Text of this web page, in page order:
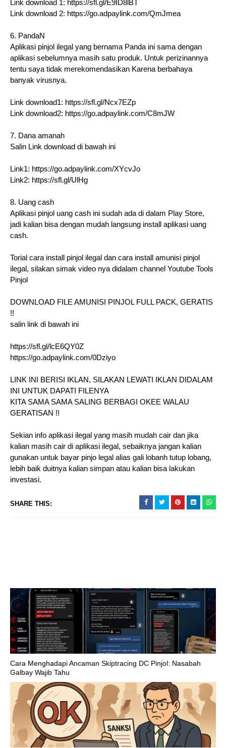
Link download 1: https://sfl.gl/E9ID8lBT
Link download 2: https://go.adpaylink.com/QmJmea
6. PandaN
Aplikasi pinjol ilegal yang bernama Panda ini sama dengan
aplikasi sebelumnya masih satu produk. Untuk perizinannya
tentu saya tidak merekomendasikan Karena berbahaya
banyak virusnya.
Link download1: https://sfl.gl/Ncx7EZp
Link download2: https://go.adpaylink.com/C8mJW
7. Dana amanah
Salin Link download di bawah ini
Link1: https://go.adpaylink.com/XYcvJo
Link2: https://sfl.gl/UlHg
8. Uang cash
Aplikasi pinjol uang cash ini sudah ada di dalam Play Store,
jadi kalian bisa dengan mudah langsung install aplikasi uang
cash.
Torial cara install pinjol ilegal dan cara install amunisi pinjol
ilegal, silakan simak video nya didalam channel Youtube Tools
Pinjol
DOWNLOAD FILE AMUNISI PINJOL FULL PACK, GERATIS
!!
salin link di bawah ini
https://sfl.gl/lcE6QY0Z
https://go.adpaylink.com/0Dziyo
LINK INI BERISI IKLAN, SILAKAN LEWATI IKLAN DIDALAM
INI UNTUK DAPATI FILENYA
KITA SAMA SAMA SALING BERBAGI OKEE WALAU
GERATISAN !!
Sekian info aplikasi ilegal yang masih mudah cair dan jika
kalian masih cair di aplikasi ilegal, sebaiknya jangan kalian
gunakan untuk bayar pinjo legal alias gali lobanh tutup lobang,
lebih baik duitnya kalian simpan atau kalian bisa lakukan
investasi.
SHARE THIS:
Cara Menghadapi Ancaman Skiptracing DC Pinjol: Nasabah
Galbay Wajib Tahu